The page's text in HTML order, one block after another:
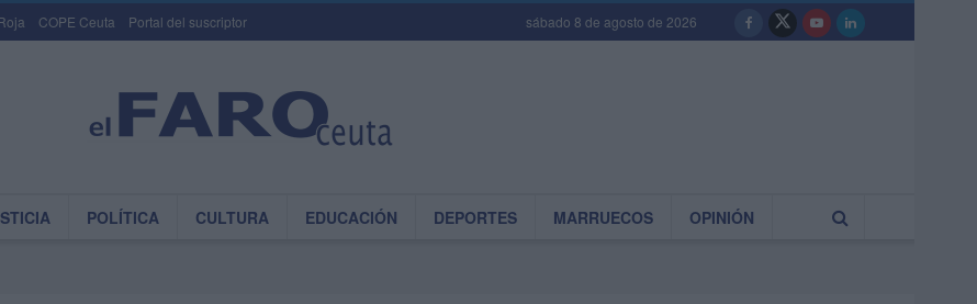
COPE Ceuta Portal del suscriptor sábado 8 de agosto de 2026
POLÍTICA CULTURA EDUCACIÓN DEPORTES MARRUECOS OPINIÓN